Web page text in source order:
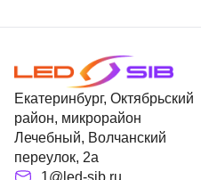
Екатеринбург, Октябрьский
район, микрорайон
Лечебный, Волчанский
переулок, 2а
1@led-sib.ru